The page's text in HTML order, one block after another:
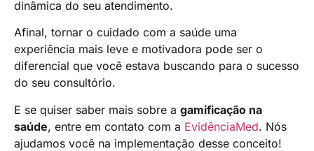
dinâmica do seu atendimento.
Afinal, tornar o cuidado com a saúde uma
experiência mais leve e motivadora pode ser o
diferencial que você estava buscando para o sucesso
do seu consultório.
E se quiser saber mais sobre a gamificação na
saúde, entre em contato com a EvidênciaMed. Nós
ajudamos você na implementação desse conceito!